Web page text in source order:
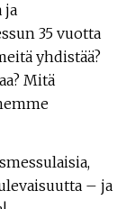
ja
35 vuotta
yhdistää?
Mitä
– ja